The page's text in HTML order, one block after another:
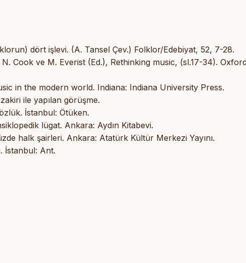
dört işlevi. (A. Tansel Çev.) Folklor/Edebiyat, 52, 7-28.
Cook ve M. Everist (Ed.), Rethinking music, (sl.17-34).
in the modern world. Indiana: Indiana University Press.
ile yapılan görüşme.
İstanbul: Ötüken.
lügat. Ankara: Aydın Kitabevi.
halk şairleri. Ankara: Atatürk Kültür Merkezi Yayını.
İstanbul: Ant.